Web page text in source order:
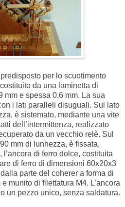
per lo scuotimento
da una laminetta di
mm e spessa 0,6 mm. La sua
i lati paralleli disuguali. Sul lato
è sistemato, mediante una vite
dell’intermittenza, realizzato
da un vecchio relè. Sul
mm di lunhezza, è fissata,
di ferro dolce, costituita
di ferro di dimensioni 60x20x3
parte del coherer a forma di
munito di filettatura M4. L’ancora
un pezzo unico, senza saldatura.